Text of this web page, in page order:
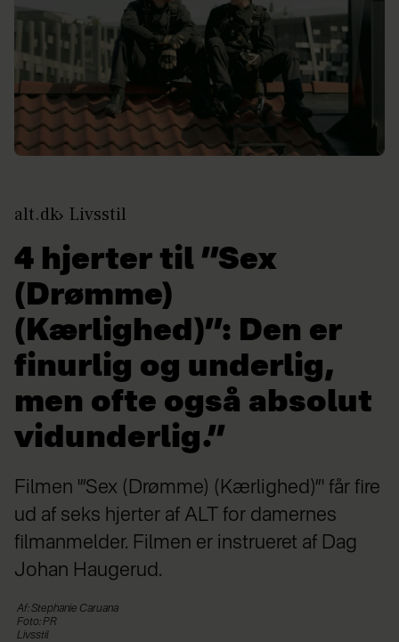
alt.dk Livsstil
4 hjerter til ”Sex
(Drømme)
(Kærlighed)”: Den er
finurlig og underlig,
men ofte også absolut
vidunderlig.”
Filmen '”Sex (Drømme) (Kærlighed)”' får fire
ud af seks hjerter af ALT for damernes
filmanmelder. Filmen er instrueret af Dag
Johan Haugerud.
Af: Stephanie Caruana
Foto: PR
Livsstil